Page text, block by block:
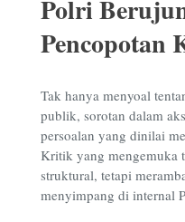
Polri
Pencopotan
Tak hanya menyoal
publik, sorotan dalam
persoalan yang dinilai
Kritik yang mengemuka
struktural, tetapi
menyimpang di internal